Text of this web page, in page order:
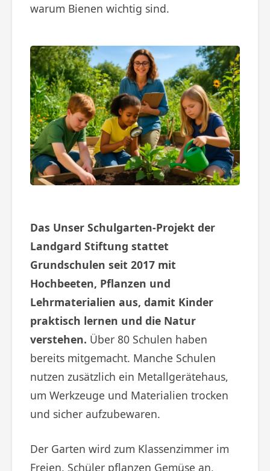
warum Bienen wichtig sind.
Das Unser Schulgarten-Projekt der
Landgard Stiftung stattet
Grundschulen seit 2017 mit
Hochbeeten, Pflanzen und
Lehrmaterialien aus, damit Kinder
praktisch lernen und die Natur
verstehen. Über 80 Schulen haben
bereits mitgemacht. Manche Schulen
nutzen zusätzlich ein Metallgerätehaus,
um Werkzeuge und Materialien trocken
und sicher aufzubewaren.
Der Garten wird zum Klassenzimmer im
Freien. Schüler pflanzen Gemüse an,